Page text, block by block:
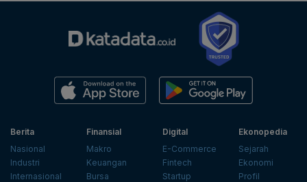
Berita
Nasional
Industri
Internasional
Finansial
Makro
Keuangan
Bursa
Digital
E-Commerce
Fintech
Startup
Ekonopedia
Sejarah
Ekonomi
Profil